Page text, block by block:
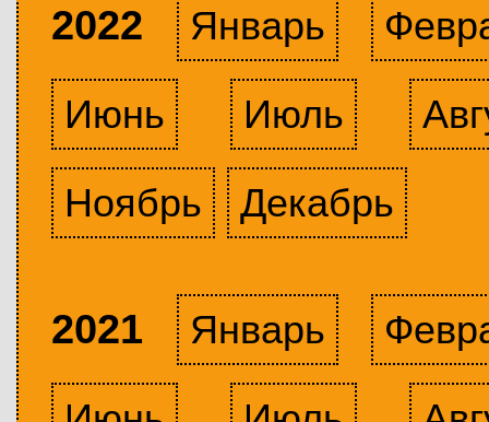
2022 Январь
Июнь
Июль
Ноябрь
Декабрь
2021 Январь